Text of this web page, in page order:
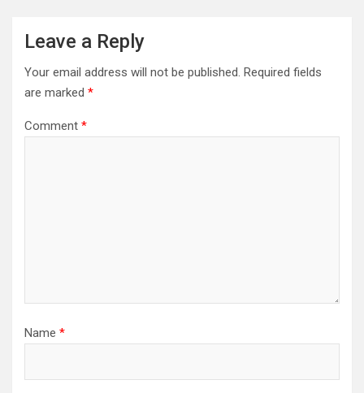
Leave a Reply
Your email address will not be published. Required fields
are marked *
Comment *
Name *